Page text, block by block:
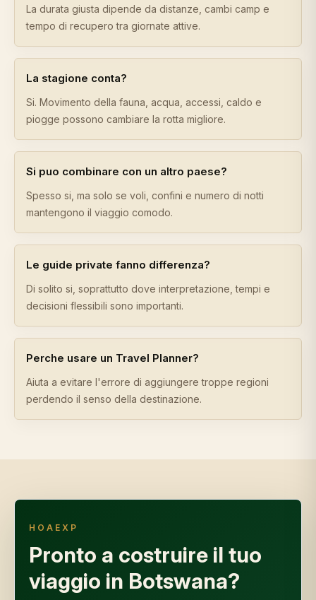
La durata giusta dipende da distanze, cambi camp e
tempo di recupero tra giornate attive.
La stagione conta?
Si. Movimento della fauna, acqua, accessi, caldo e
piogge possono cambiare la rotta migliore.
Si puo combinare con un altro paese?
Spesso si, ma solo se voli, confini e numero di notti
mantengono il viaggio comodo.
Le guide private fanno differenza?
Di solito si, soprattutto dove interpretazione, tempi e
decisioni flessibili sono importanti.
Perche usare un Travel Planner?
Aiuta a evitare l'errore di aggiungere troppe regioni
perdendo il senso della destinazione.
HOAEXP
Pronto a costruire il tuo
viaggio in Botswana?